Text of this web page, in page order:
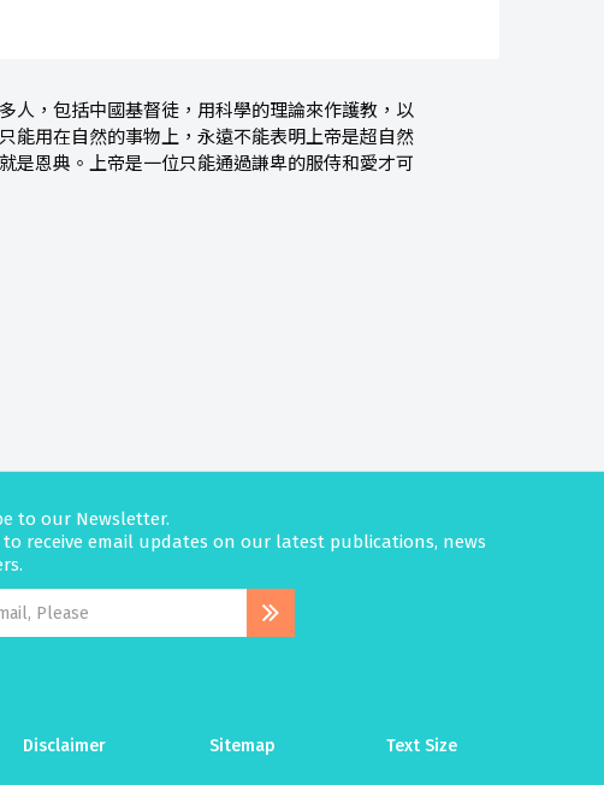
人，包括中國基督徒，用科學的理論來作護教，以
能用在自然的事物上，永遠不能表明上帝是超自然
是恩典。上帝是一位只能通過謙卑的服侍和愛才可
to our Newsletter.
to receive email updates on our latest publications, news
Disclaimer Sitemap Text Size